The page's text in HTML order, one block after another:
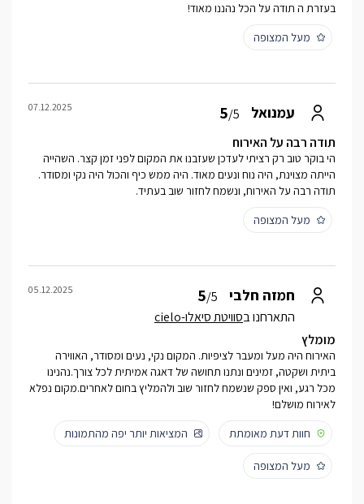
בעזרת ה תודה על הכל נהננו מאוד!
מעל המצופה
עמנואל 5/5
07.12.2025
תודה רבה על האירוח
הי בוקר טוב רק רציתי לעדכן שעזבנו את המקום לפני זמן קצר. השהייה
הייתה מצוינת, היה נוח ונעים מאוד. היה ממש כיף והכול היה נקי ומסודר.
תודה רבה על האירוח, ונשמח לחזור שוב בעתיד.
מעל המצופה
חמזה חלבי 5/5
התארחנו בסוויטת סיאלו-cielo
05.12.2025
מומלץ
האירוח היה מעל ומעבר לציפיות. המקום נקי, נעים ומסודר, האווירה
ביתית ושקטה, זמינים ונתנו תחושה של דאגה אמיתית לכל צורך.נהנינו
מכל רגע, ואין ספק שנשמח לחזור שוב ולהמליץ בחום לאחרים.מקום נפלא
לאירוח מושלם!
חוות דעת מאומתת
המציאות יותר יפה מהתמונות
מעל המצופה